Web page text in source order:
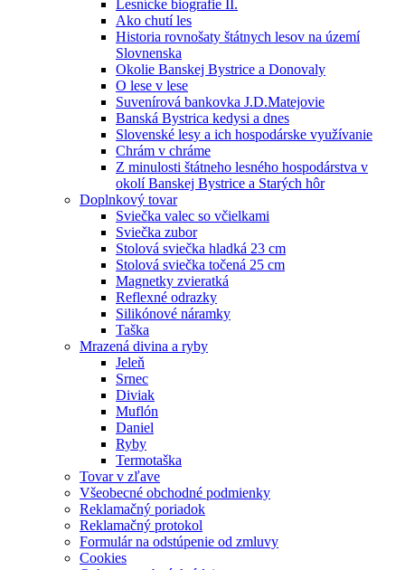
Lesnícke biografie II.
Ako chutí les
Historia rovnošaty štátnych lesov na území
Slovnenska
Okolie Banskej Bystrice a Donovaly
O lese v lese
Suvenírová bankovka J.D.Matejovie
Banská Bystrica kedysi a dnes
Slovenské lesy a ich hospodárske využívanie
Chrám v chráme
Z minulosti štátneho lesného hospodárstva v
okolí Banskej Bystrice a Starých hôr
Doplnkový tovar
Sviečka valec so včielkami
Sviečka zubor
Stolová sviečka hladká 23 cm
Stolová sviečka točená 25 cm
Magnetky zvieratká
Reflexné odrazky
Silikónové náramky
Taška
Mrazená divina a ryby
Jeleň
Srnec
Diviak
Muflón
Daniel
Ryby
Termotaška
Tovar v zľave
Všeobecné obchodné podmienky
Reklamačný poriadok
Reklamačný protokol
Formulár na odstúpenie od zmluvy
Cookies